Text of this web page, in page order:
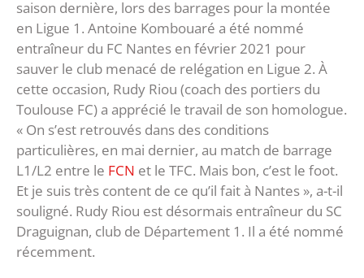
saison dernière, lors des barrages pour la montée
en Ligue 1. Antoine Kombouaré a été nommé
entraîneur du FC Nantes en février 2021 pour
sauver le club menacé de relégation en Ligue 2. À
cette occasion, Rudy Riou (coach des portiers du
Toulouse FC) a apprécié le travail de son homologue.
« On s’est retrouvés dans des conditions
particulières, en mai dernier, au match de barrage
L1/L2 entre le FCN et le TFC. Mais bon, c’est le foot.
Et je suis très content de ce qu’il fait à Nantes », a-t-il
souligné. Rudy Riou est désormais entraîneur du SC
Draguignan, club de Département 1. Il a été nommé
récemment.